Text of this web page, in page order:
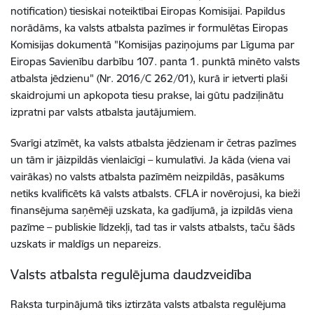
notification) tiesiskai noteiktībai Eiropas Komisijai. Papildus
norādāms, ka valsts atbalsta pazīmes ir formulētas Eiropas
Komisijas dokumentā "Komisijas paziņojums par Līguma par
Eiropas Savienību darbību 107. panta 1. punktā minēto valsts
atbalsta jēdzienu" (Nr. 2016/C 262/01), kurā ir ietverti plaši
skaidrojumi un apkopota tiesu prakse, lai gūtu padziļinātu
izpratni par valsts atbalsta jautājumiem.
Svarīgi atzīmēt, ka valsts atbalsta jēdzienam ir četras pazīmes
un tām ir jāizpildās vienlaicīgi – kumulatīvi. Ja kāda (viena vai
vairākas) no valsts atbalsta pazīmēm neizpildās, pasākums
netiks kvalificēts kā valsts atbalsts. CFLA ir novērojusi, ka bieži
finansējuma saņēmēji uzskata, ka gadījumā, ja izpildās viena
pazīme – publiskie līdzekļi, tad tas ir valsts atbalsts, taču šāds
uzskats ir maldīgs un nepareizs.
Valsts atbalsta regulējuma daudzveidība
Raksta turpinājumā tiks iztirzāta valsts atbalsta regulējuma